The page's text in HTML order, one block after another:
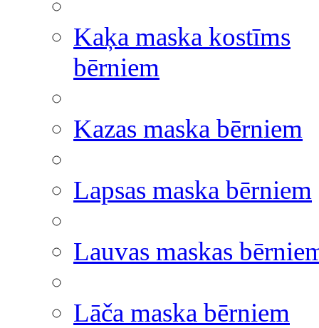
Kaķa maska kostīms
bērniem
Kazas maska bērniem
Lapsas maska bērniem
Lauvas maskas
Lāča maska bērniem